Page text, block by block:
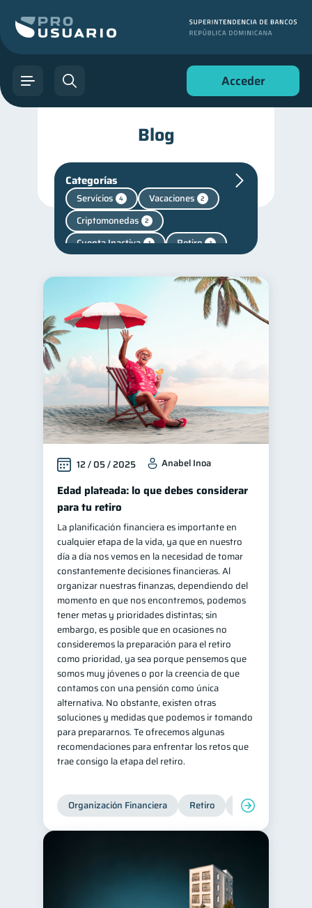
Acceder
Blog
Categorías
Servicios 4 Vacaciones 2
Criptomonedas 2
Cuenta Inactiva 1 Retiro 1
Educación financiera
Finanzas para jóvenes
Control de deudas
Finanzas familiares 25
Inclusión financiera 22
Bienestar financiero 22
Finanzas para mujeres 20
Seguridad financiera 13
Salud financiera 12
Productos financieros
Organización Financiera 10
Deudas 10
Entidad financiera
Préstamos 8 Ahorro 8
Consejos
Tarjeta de crédito 6
Historial crediticio
Ciberseguridad 5
Derechos & Deberes
Superintendencia de Bancos 4
Cuenta Abandonada 2
Finanzas Personales
1
12 / 05 / 2025 Anabel Inoa
Edad plateada: lo que debes considerar
para tu retiro
La planificación financiera es importante en
cualquier etapa de la vida, ya que en nuestro
día a día nos vemos en la necesidad de tomar
constantemente decisiones financieras. Al
organizar nuestras finanzas, dependiendo del
momento en que nos encontremos, podemos
tener metas y prioridades distintas; sin
embargo, es posible que en ocasiones no
consideremos la preparación para el retiro
como prioridad, ya sea porque pensemos que
somos muy jóvenes o por la creencia de que
contamos con una pensión como única
alternativa. No obstante, existen otras
soluciones y medidas que podemos ir tomando
para prepararnos. Te ofrecemos algunas
recomendaciones para enfrentar los retos que
trae consigo la etapa del retiro.
Organización Financiera Retiro Cuenta